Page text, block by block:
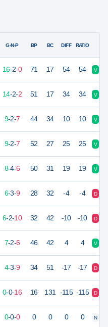
G-N-P BP BC DIFF RATIO
16-2-0 71 17 54 54 V
14-2-2 51 17 34 34 V
9-2-7 44 34 10 10 V
9-2-7 52 27 25 25 V
8-4-6 50 31 19 19 V
6-3-9 28 32 -4 -4 D
6-2-10 32 42 -10 -10 D
7-2-6 46 42 4 4 V
4-3-9 34 51 -17 -17 D
0-0-16 16 131 -115 -115 D
0-0-0 0 0 0 0 N